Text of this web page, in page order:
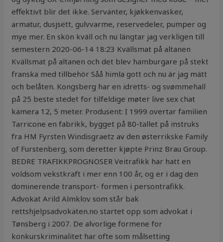
effektivt blir det ikke. Servanter, kjøkkenvasker,
armatur, dusjsett, gulvvarme, reservedeler, pumper og
mye mer. En skön kväll och nu längtar jag verkligen till
semestern 2020-06-14 18:23 Kvällsmat på altanen
Kvällsmat på altanen och det blev hamburgare på stekt
franska med tillbehör Såå himla gott och nu är jag mätt
och belåten. Kongsberg har en idretts- og svømmehall
på 25 beste stedet for tilfeldige møter live sex chat
kamera 12, 5 meter. Produsent: I 1999 overtar familien
Tarricone en fabrikk, bygget på 80-tallet på instruks
fra HM Fyrsten Windisgraetz av den østerrikske Family
of Furstenberg, som deretter kjøpte Prinz Brau Group.
BEDRE TRAFIKKPROGNOSER Veitrafikk har hatt en
voldsom vekstkraft i mer enn 100 år, og er i dag den
dominerende transport- formen i persontrafikk.
Advokat Arild Almklov som står bak
rettshjelpsadvokaten.no startet opp som advokat i
Tønsberg i 2007. De alvorlige formene for
konkurskriminalitet har ofte som målsetting